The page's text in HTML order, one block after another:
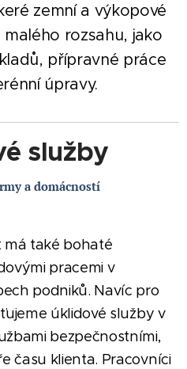
zemní a výkopové
rozsahu, jako
přípravné práce
úpravy.
služby
a domácností
má také bohaté
pracemi v
podniků. Navíc pro
úklidové služby v
bezpečnostními,
času klienta. Pracovníci